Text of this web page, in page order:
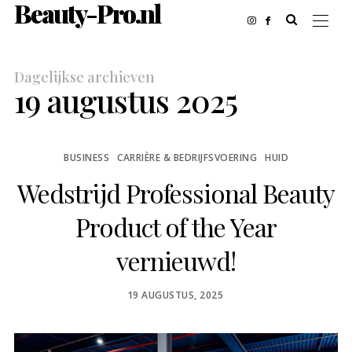
Beauty-Pro.nl
Dagelijkse archieven
19 augustus 2025
BUSINESS CARRIÈRE & BEDRIJFSVOERING HUID
Wedstrijd Professional Beauty
Product of the Year
vernieuwd!
POSTED
19 AUGUSTUS, 2025